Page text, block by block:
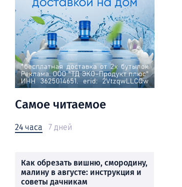
Самое читаемое
24 часа 7 дней
Как обрезать вишню, смородину,
малину в августе: инструкция и
советы дачникам